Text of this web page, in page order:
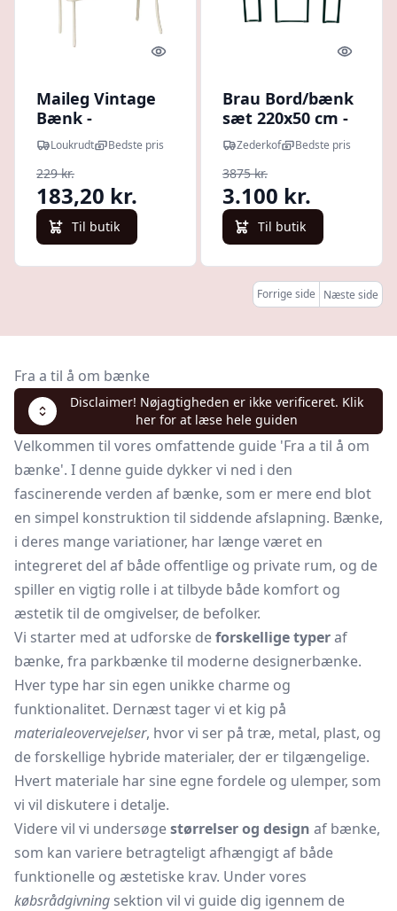
Quick look
Maileg Vintage
Bænk -
Miniature -
Råhvid
Loukrudt Bedste pris
229 kr.
183,20 kr.
Til butik
Quick
Brau Bord/bænk
sæt 220x50 cm -
Natur
Zederkof Bedste pris
3875 kr.
3.100 kr.
Til butik
Forrige side Næste side
Fra a til å om bænke
Disclaimer! Nøjagtigheden er ikke verificeret. Klik
her for at læse hele guiden
Velkommen til vores omfattende guide 'Fra a til å om
bænke'. I denne guide dykker vi ned i den
fascinerende verden af bænke, som er mere end blot
en simpel konstruktion til siddende afslapning. Bænke,
i deres mange variationer, har længe været en
integreret del af både offentlige og private rum, og de
spiller en vigtig rolle i at tilbyde både komfort og
æstetik til de omgivelser, de befolker.
Vi starter med at udforske deforskellige typeraf
bænke, fra parkbænke til moderne designerbænke.
Hver type har sin egen unikke charme og
funktionalitet. Dernæst tager vi et kig på
materialeovervejelser, hvor vi ser på træ, metal, plast, og
de forskellige hybride materialer, der er tilgængelige.
Hvert materiale har sine egne fordele og ulemper, som
vi vil diskutere i detalje.
Videre vil vi undersøgestørrelser og design af bænke,
som kan variere betragteligt afhængigt af både
funktionelle og æstetiske krav. Under vores
købsrådgivning sektion vil vi guide dig igennem de